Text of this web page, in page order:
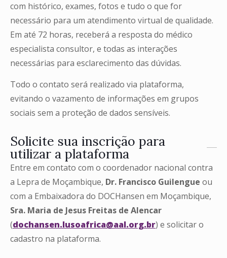
com histórico, exames, fotos e tudo o que for
necessário para um atendimento virtual de qualidade.
Em até 72 horas, receberá a resposta do médico
especialista consultor, e todas as interações
necessárias para esclarecimento das dúvidas.
Todo o contato será realizado via plataforma,
evitando o vazamento de informações em grupos
sociais sem a proteção de dados sensíveis.
Solicite sua inscrição para
utilizar a plataforma
Entre em contato com o coordenador nacional contra
a Lepra de Moçambique, Dr. Francisco Guilengue ou
com a Embaixadora do DOCHansen em Moçambique,
Sra. Maria de Jesus Freitas de Alencar
(dochansen.lusoafrica@aal.org.br) e solicitar o
cadastro na plataforma.